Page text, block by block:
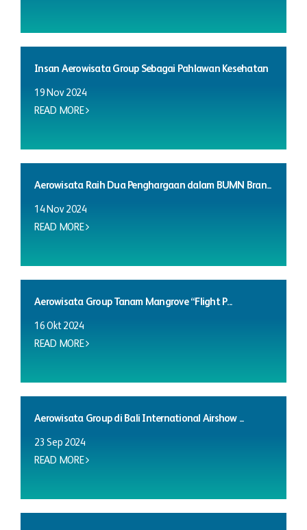
Insan Aerowisata Group Sebagai Pahlawan Kesehatan
19 Nov 2024
READ MORE
Aerowisata Raih Dua Penghargaan dalam BUMN Bran...
14 Nov 2024
READ MORE
Aerowisata Group Tanam Mangrove “Flight P...
16 Okt 2024
READ MORE
Aerowisata Group di Bali International Airshow ...
23 Sep 2024
READ MORE